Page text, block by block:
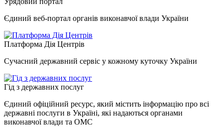
Єдиний веб-портал органів виконавчої влади України
Платформа Дія Центрів
Сучасний державний сервіс у кожному куточку України
Гід з державних послуг
Єдиний офіційний ресурс, який містить інформацію про всі
державні послуги в Україні, які надаються органами
виконавчої влади та ОМС